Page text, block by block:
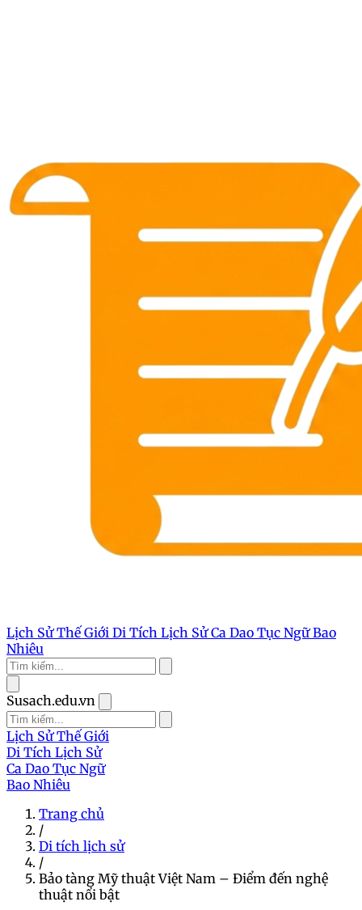
Lịch Sử Thế Giới Di Tích Lịch SửCa Dao Tục NgữBao
Nhiêu
Susach.edu.vn
Lịch Sử Thế Giới
Di Tích Lịch Sử
Ca Dao Tục Ngữ
Bao Nhiêu
Trang chủ
/
Di tích lịch sử
/
Bảo tàng Mỹ thuật Việt Nam – Điểm đến nghệ
thuật nổi bật